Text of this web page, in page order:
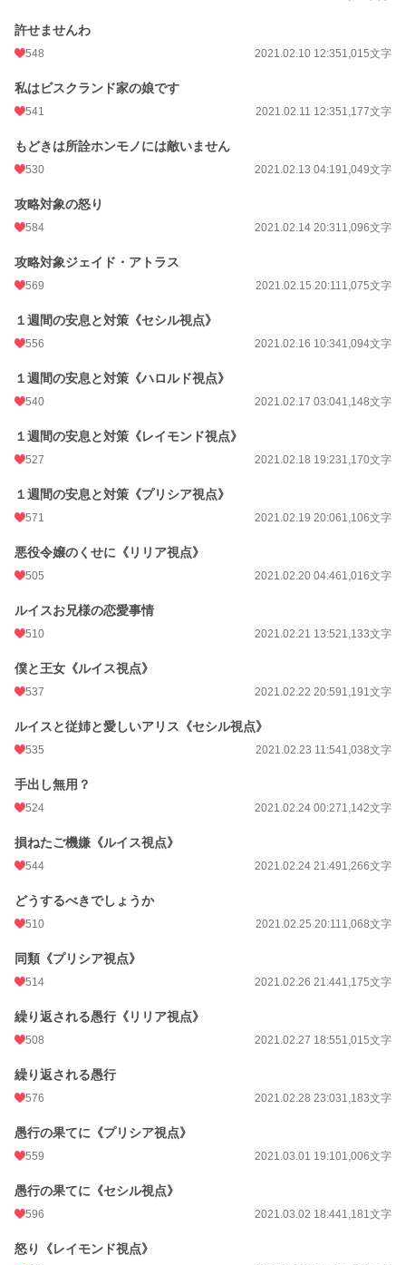
許せませんわ
548 2021.02.10 12:351,015文字
私はビスクランド家の娘です
541 2021.02.11 12:351,177文字
もどきは所詮ホンモノには敵いません
530 2021.02.13 04:191,049文字
攻略対象の怒り
584 2021.02.14 20:311,096文字
攻略対象ジェイド・アトラス
569 2021.02.15 20:111,075文字
１週間の安息と対策《セシル視点》
556 2021.02.16 10:341,094文字
１週間の安息と対策《ハロルド視点》
540 2021.02.17 03:041,148文字
１週間の安息と対策《レイモンド視点》
527 2021.02.18 19:231,170文字
１週間の安息と対策《プリシア視点》
571 2021.02.19 20:061,106文字
悪役令嬢のくせに《リリア視点》
505 2021.02.20 04:461,016文字
ルイスお兄様の恋愛事情
510 2021.02.21 13:521,133文字
僕と王女《ルイス視点》
537 2021.02.22 20:591,191文字
ルイスと従姉と愛しいアリス《セシル視点》
535 2021.02.23 11:541,038文字
手出し無用？
524 2021.02.24 00:271,142文字
損ねたご機嫌《ルイス視点》
544 2021.02.24 21:491,266文字
どうするべきでしょうか
510 2021.02.25 20:111,068文字
同類《プリシア視点》
514 2021.02.26 21:441,175文字
繰り返される愚行《リリア視点》
508 2021.02.27 18:551,015文字
繰り返される愚行
576 2021.02.28 23:031,183文字
愚行の果てに《プリシア視点》
559 2021.03.01 19:101,006文字
愚行の果てに《セシル視点》
596 2021.03.02 18:441,181文字
怒り《レイモンド視点》